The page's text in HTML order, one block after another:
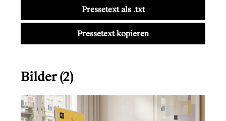
Pressetext als .txt
Pressetext kopieren
Bilder (2)